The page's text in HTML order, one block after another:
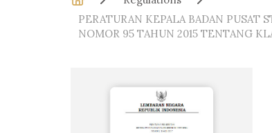
PERATURAN KEPALA BADAN PUSAT
NOMOR 95 TAHUN 2015 TENTANG